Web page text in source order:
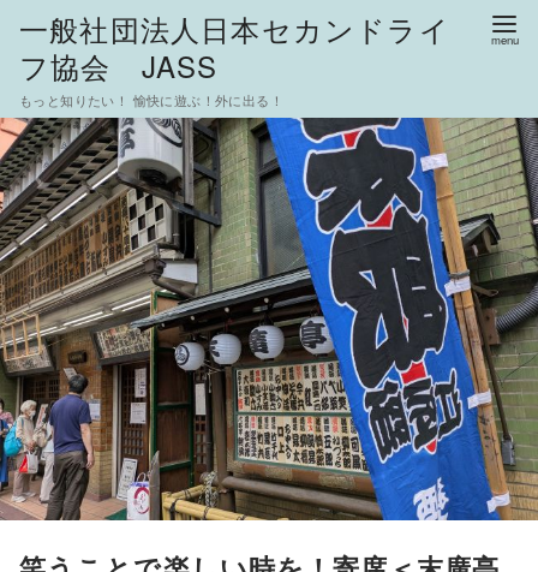
コ
ン
テ
ン
ツ
へ
移
動
一般社団法人日本セカンドライ
フ協会 JASS
もっと知りたい！ 愉快に遊ぶ！外に出る！